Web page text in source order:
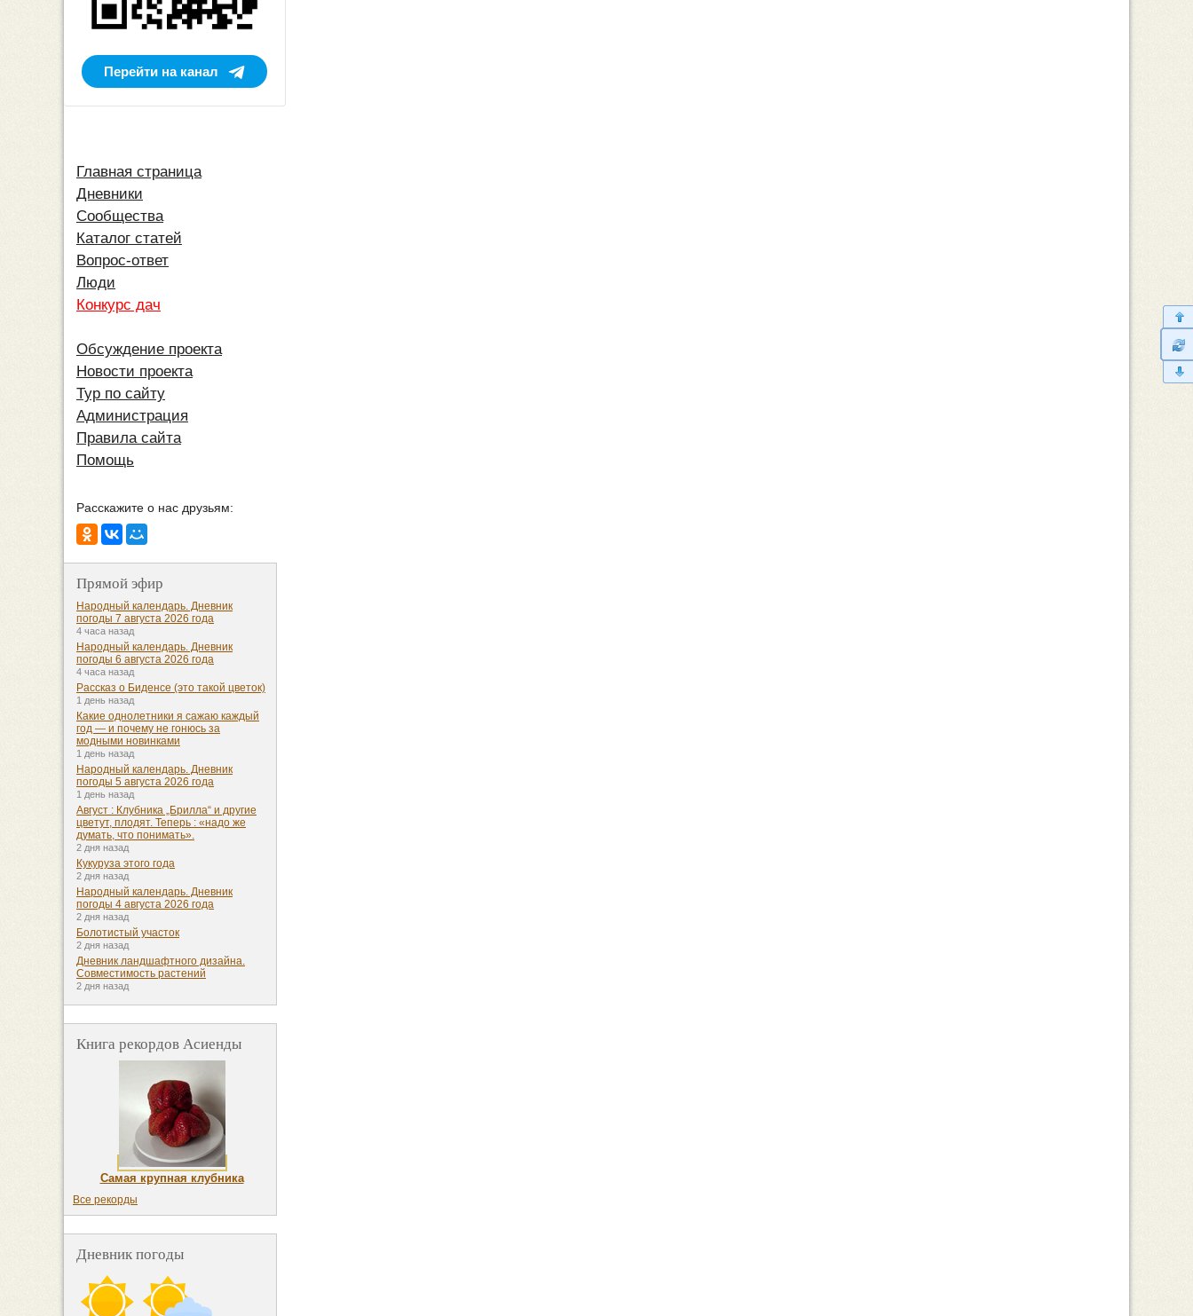
Перейти на канал
Главная страница
Дневники
Сообщества
Каталог статей
Вопрос-ответ
Люди
Конкурс дач
Обсуждение проекта
Новости проекта
Тур по сайту
Администрация
Правила сайта
Помощь
Расскажите о нас друзьям:
Прямой эфир
Народный календарь. Дневник
погоды 7 августа 2026 года
4 часа назад
Народный календарь. Дневник
погоды 6 августа 2026 года
4 часа назад
Рассказ о Биденсе (это такой цветок)
1 день назад
Какие однолетники я сажаю каждый
год — и почему не гонюсь за
модными новинками
1 день назад
Народный календарь. Дневник
погоды 5 августа 2026 года
1 день назад
Август : Клубника „Брилла“ и другие
цветут, плодят. Теперь : «надо же
думать, что понимать».
2 дня назад
Кукуруза этого года
2 дня назад
Народный календарь. Дневник
погоды 4 августа 2026 года
2 дня назад
Болотистый участок
2 дня назад
Дневник ландшафтного дизайна.
Совместимость растений
2 дня назад
Книга рекордов Асиенды
Самая крупная клубника
Все рекорды
Дневник погоды